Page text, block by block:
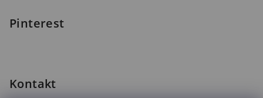
Pinterest
Kontakt